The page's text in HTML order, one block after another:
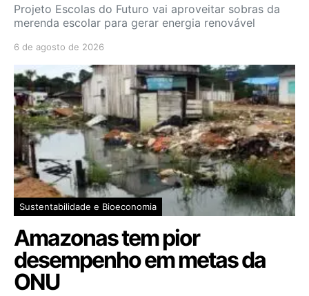
Projeto Escolas do Futuro vai aproveitar sobras da
merenda escolar para gerar energia renovável
6 de agosto de 2026
Sustentabilidade e Bioeconomia
Amazonas tem pior
desempenho em metas da
ONU